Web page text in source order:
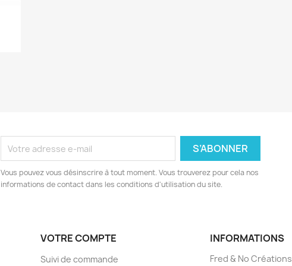
Vous pouvez vous désinscrire à tout moment. Vous trouverez pour cela nos
informations de contact dans les conditions d'utilisation du site.
VOTRE COMPTE
Suivi de commande
INFORMATIONS
Fred & No Créations